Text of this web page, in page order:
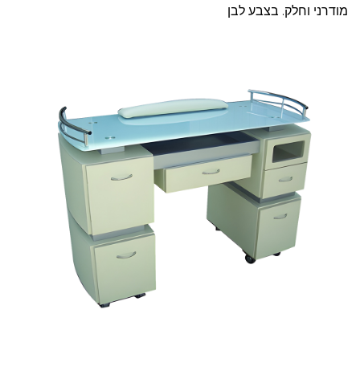
מודרני וחלק. בצבע לבן